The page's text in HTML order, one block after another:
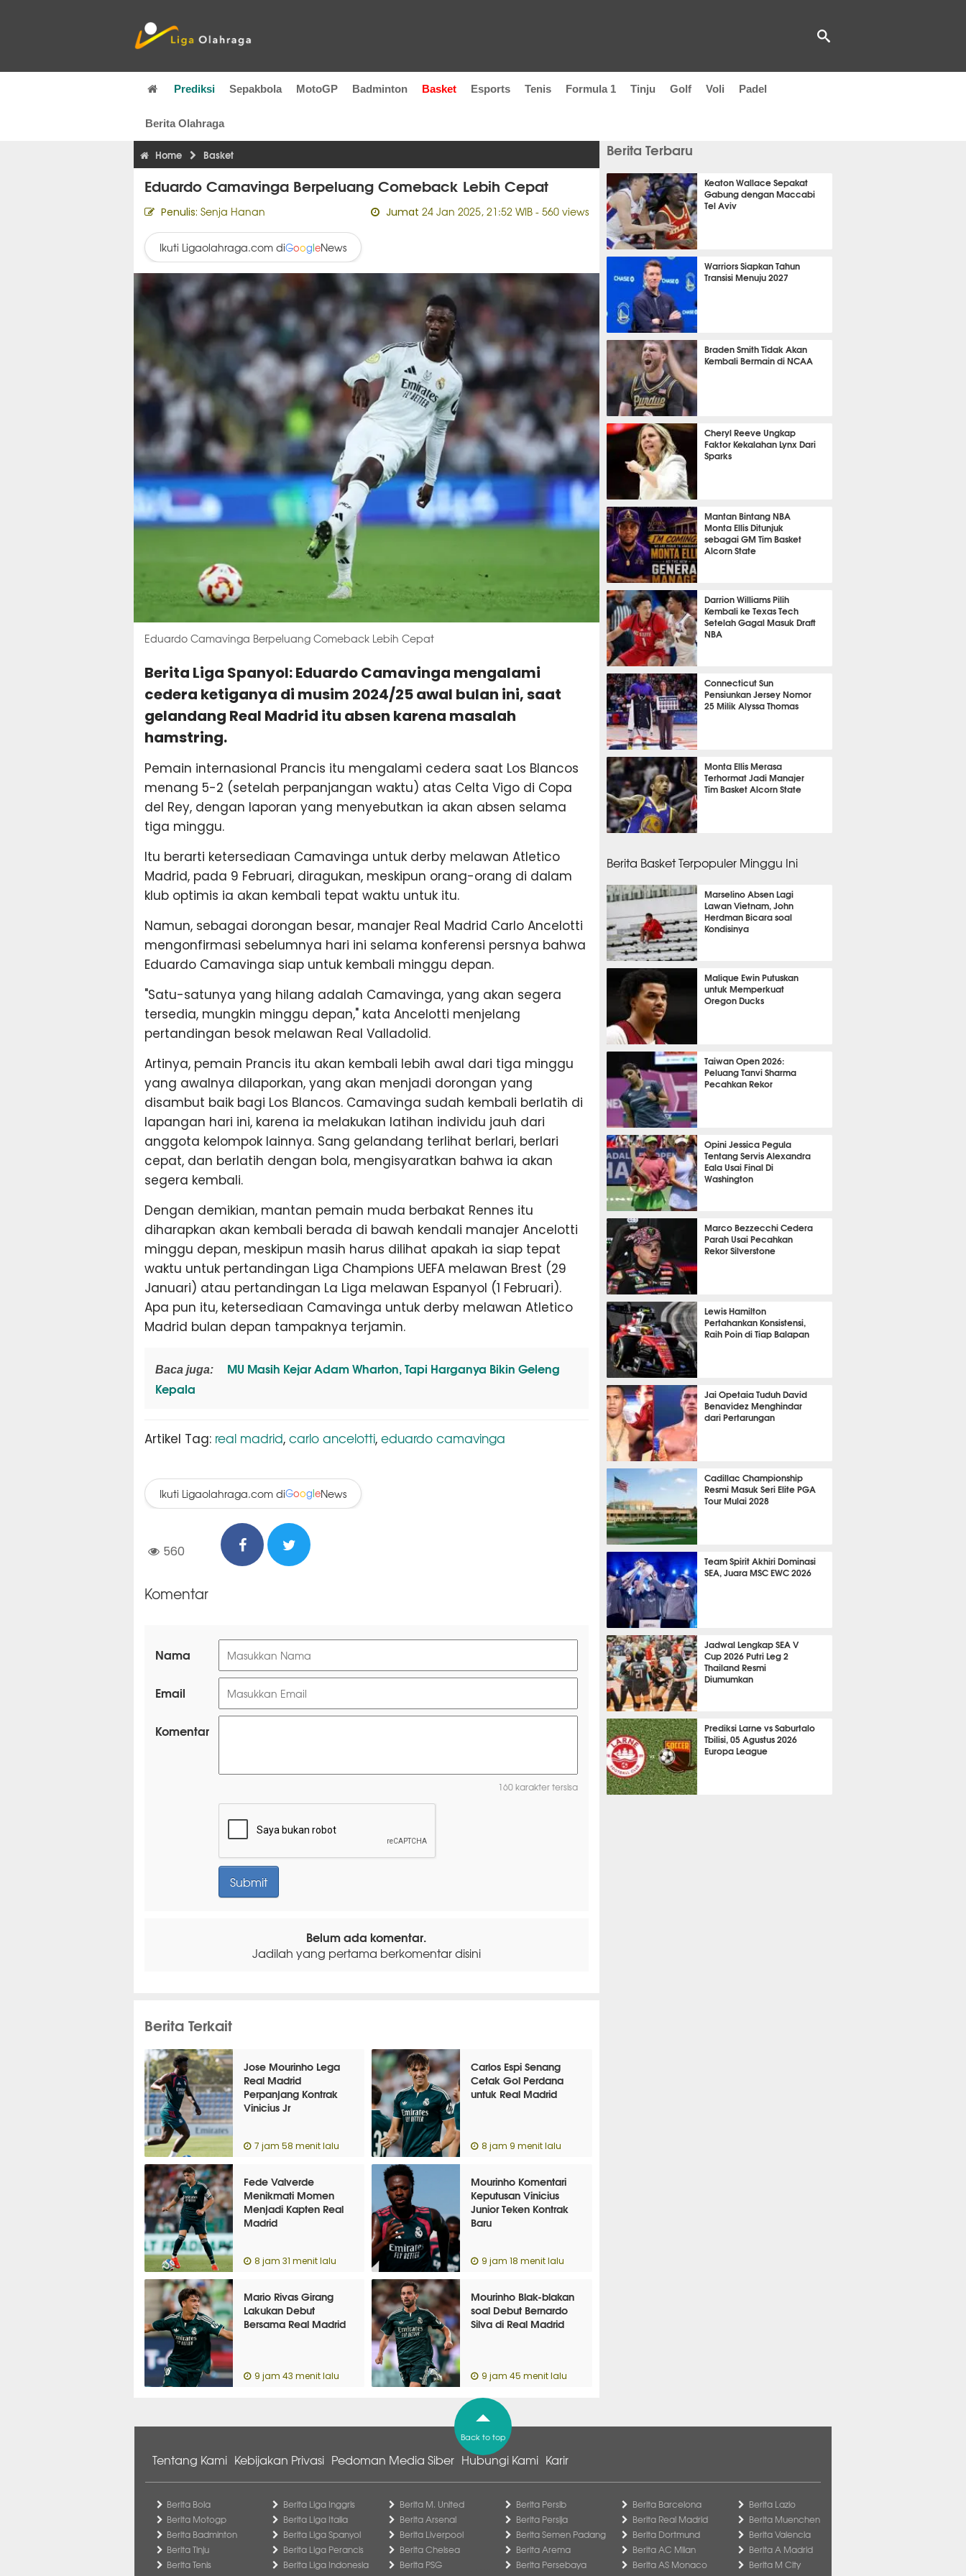
Prediksi Sepakbola MotoGP Badminton Basket Esports Tenis Formula 1 Tinju Golf Voli Padel
Berita Olahraga
Home Basket
Eduardo Camavinga Berpeluang Comeback Lebih Cepat
Penulis: Senja Hanan Jumat 24 Jan 2025, 21:52 WIB- 560 views
Ikuti Ligaolahraga.com diGoogleNews
Eduardo Camavinga Berpeluang Comeback Lebih Cepat
Berita Liga Spanyol: Eduardo Camavinga mengalami
cedera ketiganya di musim 2024/25 awal bulan ini, saat
gelandang Real Madrid itu absen karena masalah
hamstring.
Pemain internasional Prancis itu mengalami cedera saat Los Blancos
menang 5-2 (setelah perpanjangan waktu) atas Celta Vigo di Copa
del Rey, dengan laporan yang menyebutkan ia akan absen selama
tiga minggu.
Itu berarti ketersediaan Camavinga untuk derby melawan Atletico
Madrid, pada 9 Februari, diragukan, meskipun orang-orang di dalam
klub optimis ia akan kembali tepat waktu untuk itu.
Namun, sebagai dorongan besar, manajer Real Madrid Carlo Ancelotti
mengonfirmasi sebelumnya hari ini selama konferensi persnya bahwa
Eduardo Camavinga siap untuk kembali minggu depan.
"Satu-satunya yang hilang adalah Camavinga, yang akan segera
tersedia, mungkin minggu depan," kata Ancelotti menjelang
pertandingan besok melawan Real Valladolid.
Artinya, pemain Prancis itu akan kembali lebih awal dari tiga minggu
yang awalnya dilaporkan, yang akan menjadi dorongan yang
disambut baik bagi Los Blancos. Camavinga sudah kembali berlatih di
lapangan hari ini, karena ia melakukan latihan individu jauh dari
anggota kelompok lainnya. Sang gelandang terlihat berlari, berlari
cepat, dan berlatih dengan bola, mengisyaratkan bahwa ia akan
segera kembali.
Dengan demikian, mantan pemain muda berbakat Rennes itu
diharapkan akan kembali berada di bawah kendali manajer Ancelotti
minggu depan, meskipun masih harus dilihat apakah ia siap tepat
waktu untuk pertandingan Liga Champions UEFA melawan Brest (29
Januari) atau pertandingan La Liga melawan Espanyol (1 Februari).
Apa pun itu, ketersediaan Camavinga untuk derby melawan Atletico
Madrid bulan depan tampaknya terjamin.
Baca juga:
MU Masih Kejar Adam Wharton, Tapi Harganya Bikin Geleng
Kepala
Artikel Tag: real madrid, carlo ancelotti, eduardo camavinga
Ikuti Ligaolahraga.com diGoogleNews
560
Komentar
Nama
Email
Komentar
160 karakter tersisa
Belum ada komentar.
Jadilah yang pertama berkomentar disini
Berita Terkait
Jose Mourinho Lega
Real Madrid
Perpanjang Kontrak
Vinicius Jr
7 jam 58 menit lalu
Carlos Espi Senang
Cetak Gol Perdana
untuk Real Madrid
8 jam 9 menit lalu
Fede Valverde
Menikmati Momen
Menjadi Kapten Real
Madrid
8 jam 31 menit lalu
Mourinho Komentari
Keputusan Vinicius
Junior Teken Kontrak
Baru
9 jam 18 menit lalu
Mario Rivas Girang
Lakukan Debut
Bersama Real Madrid
9 jam 43 menit lalu
Mourinho Blak-blakan
soal Debut Bernardo
Silva di Real Madrid
9 jam 45 menit lalu
Berita Terbaru
Keaton Wallace Sepakat
Gabung dengan Maccabi
Tel Aviv
19 menit 11 detik lalu
Warriors Siapkan Tahun
Transisi Menuju 2027
2 jam 5 menit lalu
Braden Smith Tidak Akan
Kembali Bermain di NCAA
9 jam 31 menit lalu
Cheryl Reeve Ungkap
Faktor Kekalahan Lynx Dari
Sparks
16 jam 43 menit lalu
Mantan Bintang NBA
Monta Ellis Ditunjuk
sebagai GM Tim Basket
Alcorn State
18 jam 15 menit lalu
Darrion Williams Pilih
Kembali ke Texas Tech
Setelah Gagal Masuk Draft
NBA
18 jam 18 menit lalu
Connecticut Sun
Pensiunkan Jersey Nomor
25 Milik Alyssa Thomas
18 jam 26 menit lalu
Monta Ellis Merasa
Terhormat Jadi Manajer
Tim Basket Alcorn State
Berita Basket Terpopuler Minggu Ini
Marselino Absen Lagi
Lawan Vietnam, John
Herdman Bicara soal
Kondisinya
SEPAK BOLA
Malique Ewin Putuskan
untuk Memperkuat
Oregon Ducks
BASKET
Taiwan Open 2026:
Peluang Tanvi Sharma
Pecahkan Rekor
BADMINTON
Opini Jessica Pegula
Tentang Servis Alexandra
Eala Usai Final Di
Washington
TENIS
Marco Bezzecchi Cedera
Parah Usai Pecahkan
Rekor Silverstone
MOTOGP
Lewis Hamilton
Pertahankan Konsistensi,
Raih Poin di Tiap Balapan
F1
Jai Opetaia Tuduh David
Benavidez Menghindar
dari Pertarungan
TINJU
Cadillac Championship
Resmi Masuk Seri Elite PGA
Tour Mulai 2028
GOLF
Team Spirit Akhiri Dominasi
SEA, Juara MSC EWC 2026
ESPORTS
Jadwal Lengkap SEA V
Cup 2026 Putri Leg 2
Thailand Resmi
Diumumkan
OLAHRAGA LAIN
Prediksi Larne vs Saburtalo
Tbilisi, 05 Agustus 2026
Europa League
Back to top
Tentang Kami Kebijakan Privasi Pedoman Media Siber Hubungi Kami Karir
Berita Bola
Berita Motogp
Berita Badminton
Berita Tinju
Berita Tenis
Berita Liga Inggris
Berita Liga Italia
Berita Liga Spanyol
Berita Liga Perancis
Berita Liga Indonesia
Berita M. United
Berita Arsenal
Berita Liverpool
Berita Chelsea
Berita PSG
Berita Persib
Berita Persija
Berita Semen Padang
Berita Arema
Berita Persebaya
Berita Barcelona
Berita Real Madrid
Berita Dortmund
Berita AC Milan
Berita AS Monaco
Berita Lazio
Berita Muenchen
Berita Valencia
Berita A Madrid
Berita M City